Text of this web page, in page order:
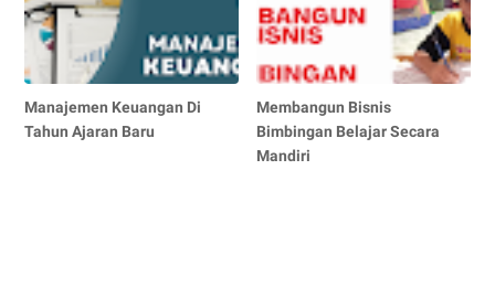
Manajemen Keuangan Di
Tahun Ajaran Baru
Membangun Bisnis
Bimbingan Belajar Secara
Mandiri